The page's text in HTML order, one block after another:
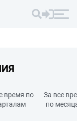
время по
За все
по